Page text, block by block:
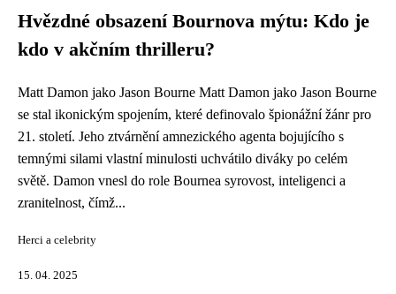
Hvězdné obsazení Bournova mýtu: Kdo je
kdo v akčním thrilleru?
Matt Damon jako Jason Bourne Matt Damon jako Jason Bourne
se stal ikonickým spojením, které definovalo špionážní žánr pro
21. století. Jeho ztvárnění amnezického agenta bojujícího s
temnými silami vlastní minulosti uchvátilo diváky po celém
světě. Damon vnesl do role Bournea syrovost, inteligenci a
zranitelnost, čímž...
Herci a celebrity
15. 04. 2025